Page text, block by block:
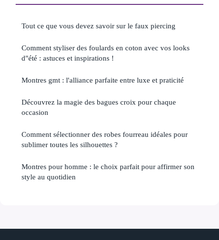
Tout ce que vous devez savoir sur le faux piercing
Comment styliser des foulards en coton avec vos looks
d"été : astuces et inspirations !
Montres gmt : l'alliance parfaite entre luxe et praticité
Découvrez la magie des bagues croix pour chaque
occasion
Comment sélectionner des robes fourreau idéales pour
sublimer toutes les silhouettes ?
Montres pour homme : le choix parfait pour affirmer son
style au quotidien